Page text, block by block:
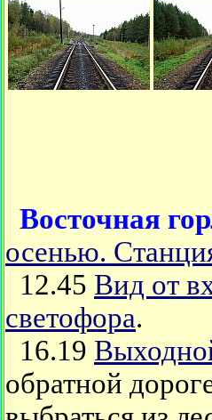
Восточная
осенью.
12.45 Вид от
светофора.
16.19
обратной